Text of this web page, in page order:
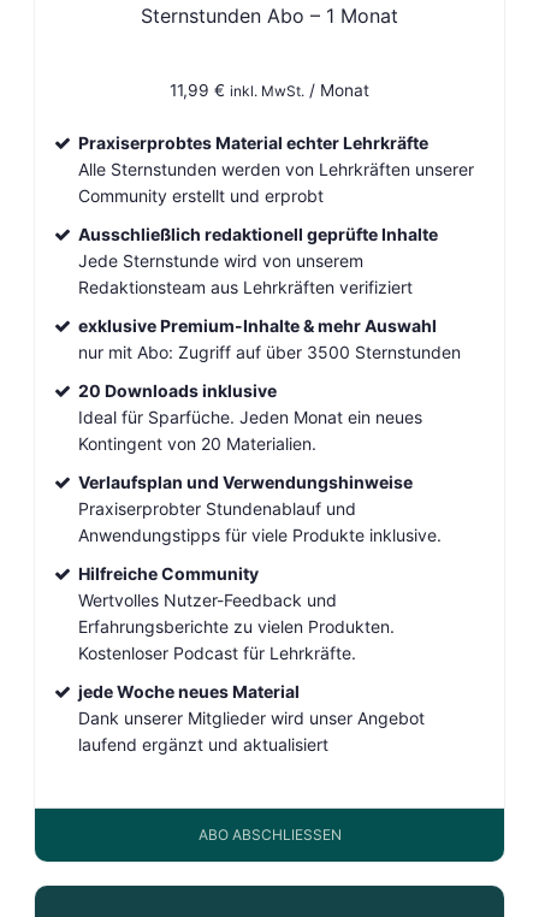
Sternstunden Abo – 1 Monat
11,99 € inkl. MwSt. / Monat
Praxiserprobtes Material echter Lehrkräfte
Alle Sternstunden werden von Lehrkräften unserer
Community erstellt und erprobt
Ausschließlich redaktionell geprüfte Inhalte
Jede Sternstunde wird von unserem
Redaktionsteam aus Lehrkräften verifiziert
exklusive Premium-Inhalte & mehr Auswahl
nur mit Abo: Zugriff auf über 3500 Sternstunden
20 Downloads inklusive
Ideal für Sparfüche. Jeden Monat ein neues
Kontingent von 20 Materialien.
Verlaufsplan und Verwendungshinweise
Praxiserprobter Stundenablauf und
Anwendungstipps für viele Produkte inklusive.
Hilfreiche Community
Wertvolles Nutzer-Feedback und
Erfahrungsberichte zu vielen Produkten.
Kostenloser Podcast für Lehrkräfte.
jede Woche neues Material
Dank unserer Mitglieder wird unser Angebot
laufend ergänzt und aktualisiert
ABO ABSCHLIESSEN